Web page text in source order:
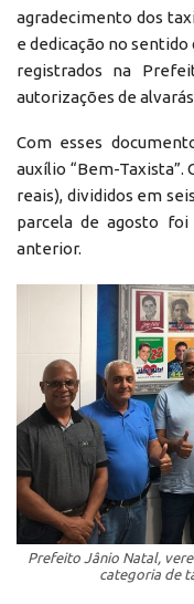
agradecimento dos
e dedicação no
registrados na
autorizações de
Com esses
auxílio “Bem-Taxista”.
reais), divididos em
parcela de agosto
anterior.
Prefeito Jânio Natal,
categoria de